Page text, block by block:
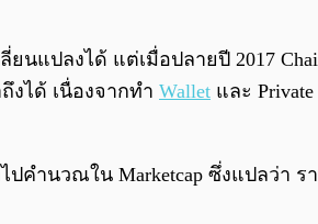
นแปลงได้ แต่เมื่อปลายปี 2017
งได้ เนื่องจากทำ Wallet และ
ปคำนวณใน Marketcap ซึ่งแปลว่า